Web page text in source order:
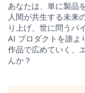
あなたは、単に製品
人間が共生する未来
り上げ、世に問うパ
AI プロダクトを誰よ
作品で広めていく、
んか？